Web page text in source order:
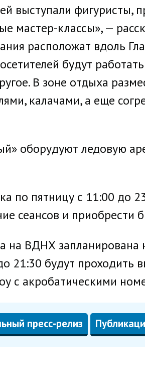
выступали фигуристы,
мастер-классы», —
расположат вдоль
будут
В зоне отдыха
калачами, а еще
оборудуют ледовую
по пятницу с 11:00 до
сеансов и приобрести
на ВДНХ
21:30 будут проходить
с акробатическими
пресс-релиз